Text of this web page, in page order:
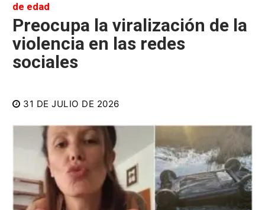
de edad
Preocupa la viralización de la
violencia en las redes
sociales
31 DE JULIO DE 2026